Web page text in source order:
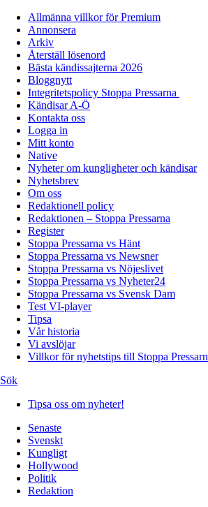
Allmänna villkor för Premium
Annonsera
Arkiv
Återställ lösenord
Bästa kändissajterna 2026
Bloggnytt
Integritetspolicy Stoppa Pressarna
Kändisar A-Ö
Kontakta oss
Logga in
Mitt konto
Native
Nyheter om kungligheter och kändisar
Nyhetsbrev
Om oss
Redaktionell policy
Redaktionen – Stoppa Pressarna
Register
Stoppa Pressarna vs Hänt
Stoppa Pressarna vs Newsner
Stoppa Pressarna vs Nöjeslivet
Stoppa Pressarna vs Nyheter24
Stoppa Pressarna vs Svensk Dam
Test VI-player
Tipsa
Vår historia
Vi avslöjar
Villkor för nyhetstips till Stoppa
Sök
Tipsa oss om nyheter!
Senaste
Svenskt
Kungligt
Hollywood
Politik
Redaktion